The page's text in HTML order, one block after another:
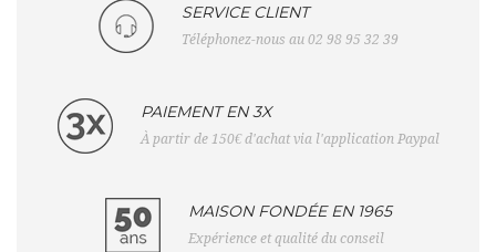
SERVICE CLIENT
Téléphonez-nous au 02 98 95 32 39
PAIEMENT EN 3X
À partir de 150€ d'achat via l'application Paypal
MAISON FONDÉE EN 1965
Expérience et qualité du conseil